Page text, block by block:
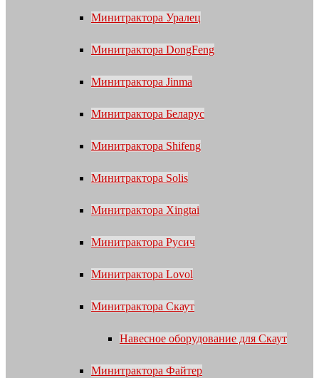
Минитрактора Уралец
Минитрактора DongFeng
Минитрактора Jinma
Минитрактора Беларус
Минитрактора Shifeng
Минитрактора Solis
Минитрактора Xingtai
Минитрактора Русич
Минитрактора Lovol
Минитрактора Скаут
Навесное оборудование для Скаут
Минитрактора Файтер